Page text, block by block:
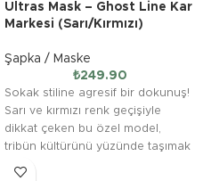
Ultras Mask – Ghost Line Kar
Markesi (Sarı/Kırmızı)
Şapka / Maske
₺249.90
Sokak stiline agresif bir dokunuş!
Sarı ve kırmızı renk geçişiyle
dikkat çeken bu özel model,
tribün kültürünü yüzünde taşımak
isteyenler